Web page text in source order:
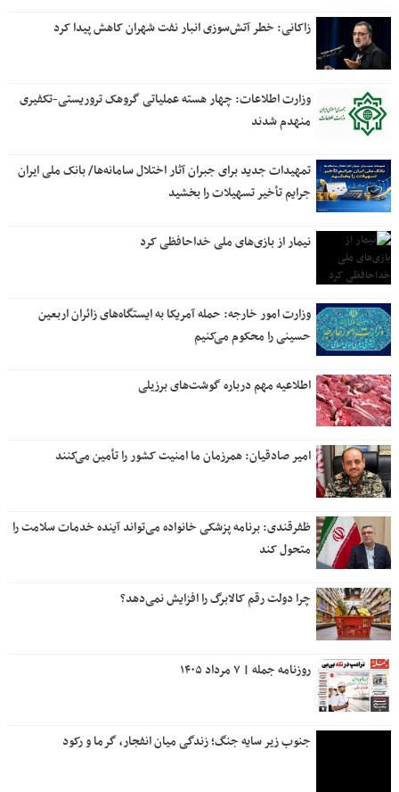
زاکانی: خطر آتش‌سوزی انبار نفت شهران کاهش پیدا کرد
وزارت اطلاعات: چهار هسته‌ عملیاتی گروهک‌ تروریستی-تکفیری
منهدم شدند
تمهیدات جدید برای جبران آثار اختلال سامانه‌ها/ بانک ملی ایران
جرایم تأخیر تسهیلات را بخشید
نیمار از بازی‌های ملی خداحافظی کرد
وزارت امور خارجه: حمله آمریکا به ایستگاه‌های زائران اربعین
حسینی را محکوم می‌کنیم
اطلاعیه مهم درباره گوشت‌های برزیلی
امیر صادقیان: همرزمان ما امنیت کشور را تأمین می‌کنند
ظفرقندی: برنامه پزشکی خانواده می‌تواند آینده خدمات سلامت را
متحول کند
چرا دولت رقم کالابرگ را افزایش نمی‌دهد؟
روزنامه جمله | ۷ مرداد ۱۴۰۵
جنوب زیر سایه جنگ؛ زندگی میان انفجار، گرما و رکود